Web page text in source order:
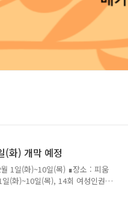
(화) 개막 예정
1일(화)~10일(목) ∎장소 : 피움
(화)~10일(목), 14회 여성인권영
상영관 에서 언제 어디서나 영
작 증 엄선한 영화를 앵콜 상영